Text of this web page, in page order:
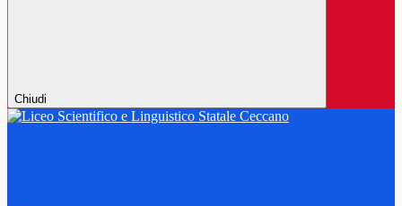
Chiudi